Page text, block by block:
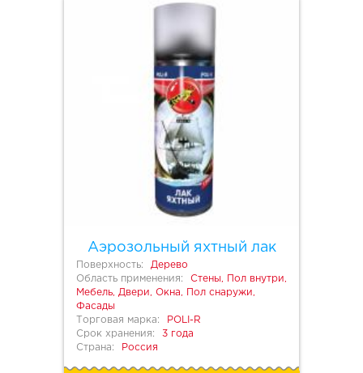
Аэрозольный яхтный лак
Поверхность:
Дерево
Область применения:
Стены, Пол внутри,
Мебель, Двери, Окна, Пол снаружи,
Фасады
Торговая марка:
POLI-R
Срок хранения:
3 года
Страна:
Россия